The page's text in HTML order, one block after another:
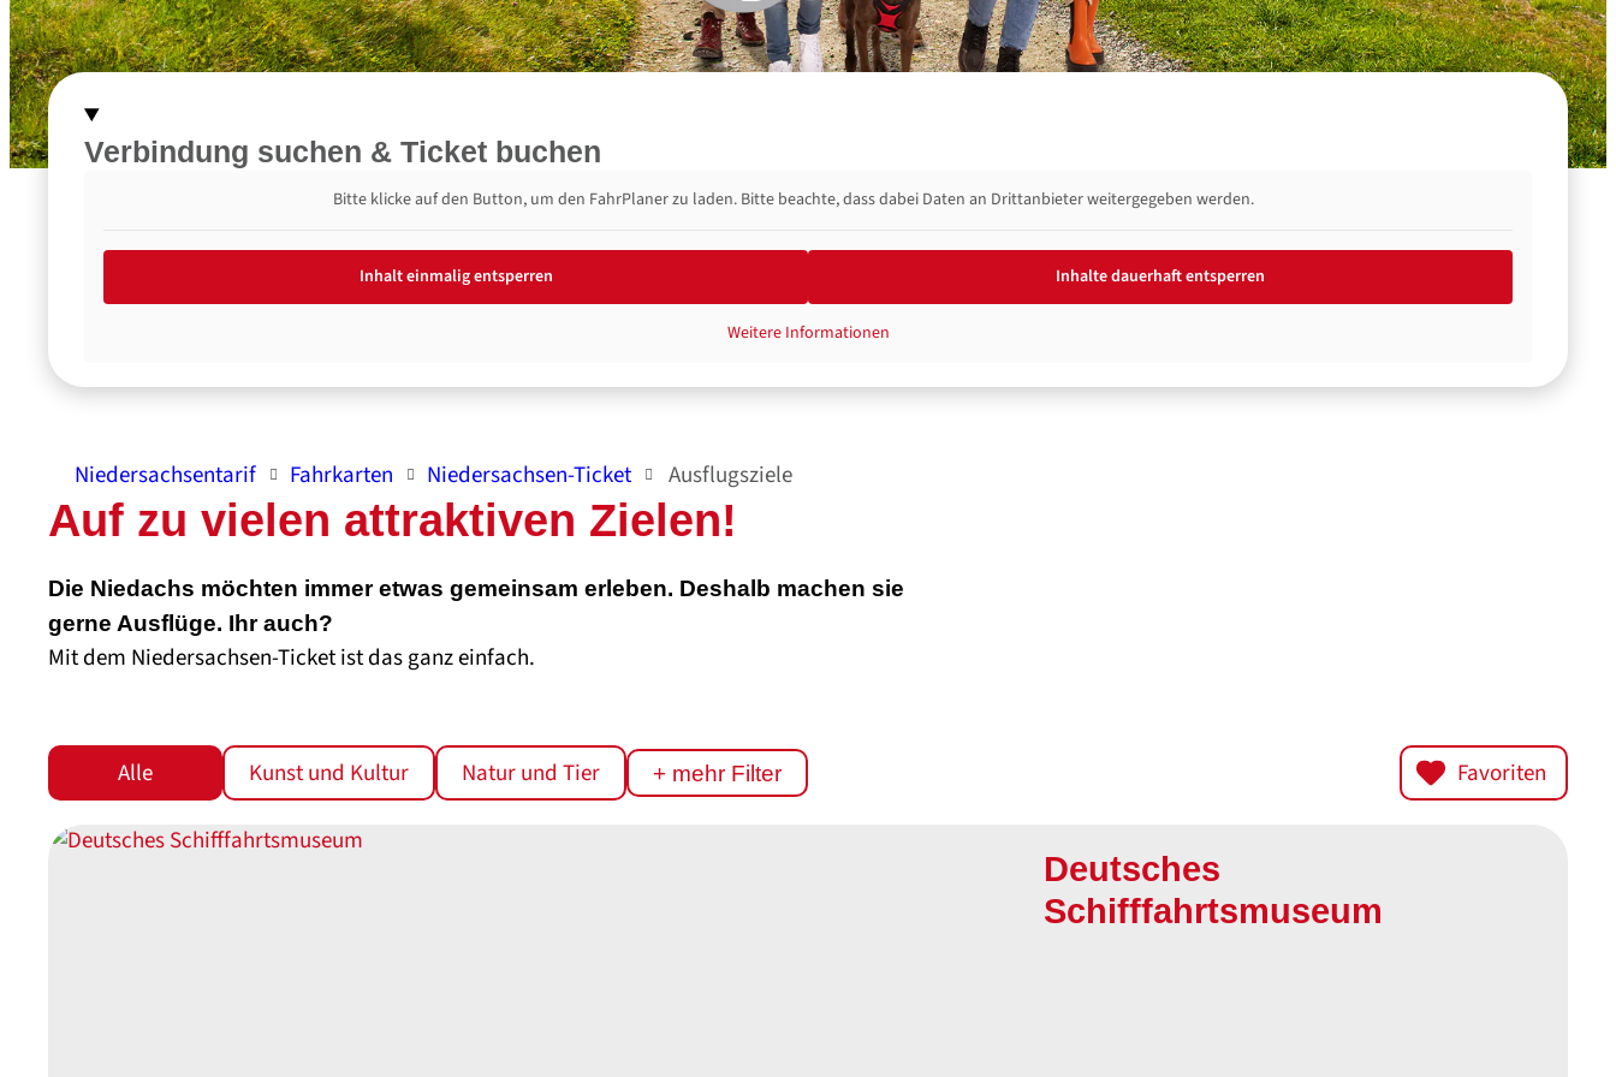
Verbindung suchen & Ticket buchen
Bitte klicke auf den Button, um den FahrPlaner zu laden. Bitte beachte, dass dabei Daten an Drittanbieter weitergegeben werden.
Inhalt einmalig entsperren Inhalte dauerhaft entsperren
Weitere Informationen
Niedersachsentarif Fahrkarten Niedersachsen-Ticket Ausflugsziele
Auf zu vielen attraktiven Zielen!
Die Niedachs möchten immer etwas gemeinsam erleben. Deshalb machen sie
gerne Ausflüge. Ihr auch?
Mit dem Niedersachsen-Ticket ist das ganz einfach.
filtern
Alle
Kunst und Kultur Natur und Tier + mehr Filter Favoriten
Deutsches
Schifffahrtsmuseum